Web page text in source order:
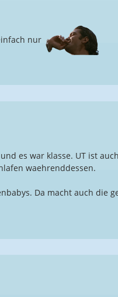
nur
es war klasse. UT ist
waehrenddessen.
Da macht auch die